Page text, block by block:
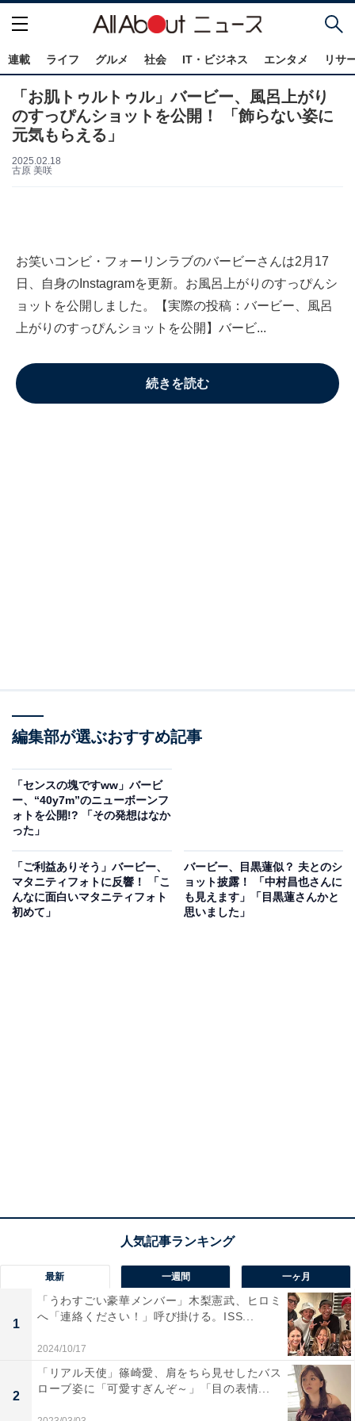
連載 ライフ グルメ 社会 IT・ビジネス エンタメ リサ
「お肌トゥルトゥル」バービー、風呂上がり
のすっぴんショットを公開！ 「飾らない姿に
元気もらえる」
2025.02.18
古原 美咲
お笑いコンビ・フォーリンラブのバービーさんは2月17
日、自身のInstagramを更新。お風呂上がりのすっぴんシ
ョットを公開しました。【実際の投稿：バービー、風呂
上がりのすっぴんショットを公開】バービ...
続きを読む
編集部が選ぶおすすめ記事
「センスの塊ですww」バービ
ー、“40y7m”のニューボーンフ
ォトを公開!? 「その発想はなか
った」
「ご利益ありそう」バービー、
マタニティフォトに反響！ 「こ
んなに面白いマタニティフォト
初めて」
バービー、目黒蓮似？ 夫とのシ
ョット披露！ 「中村昌也さんに
も見えます」「目黒蓮さんかと
思いました」
最新 一週間 一ヶ月
1
「うわすごい豪華メンバー」木梨憲武、ヒロミ
へ「連絡ください！」呼び掛ける。ISS...
2024/10/17
2
「リアル天使」篠崎愛、肩をちら見せしたバス
ローブ姿に「可愛すぎんぞ～」「目の表情...